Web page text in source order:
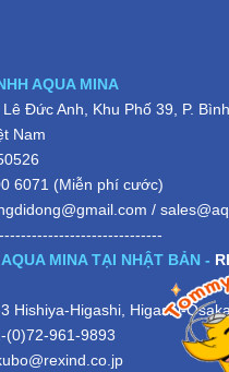
AQUA MINA
Đức Anh, Khu Phố 39, P.
Nam
6071 (Miễn phí cước)
/
MINA TẠI NHẬT BẢN -
Hishiya-Higashi, Higashi-
(0)72-961-9893